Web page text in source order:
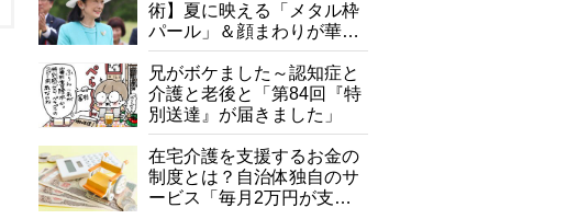
て現在は？
術】夏に映える「メタル枠
パール」＆顔まわりが華や
ぐ「揺れる一粒」の使い分
け方
兄がボケました～認知症と
介護と老後と「第84回『特
別送達』が届きました」
在宅介護を支援するお金の
制度とは？自治体独自のサ
ービス「毎月2万円が支給